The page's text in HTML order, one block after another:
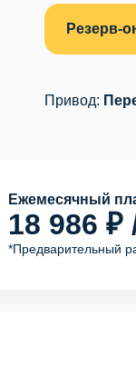
Резерв-
Привод:
Ежемесячный
18 986 ₽
*Предварительный